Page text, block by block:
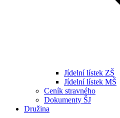
Jídelní lístek ZŠ
Jídelní lístek MŠ
Ceník stravného
Dokumenty ŠJ
Družina